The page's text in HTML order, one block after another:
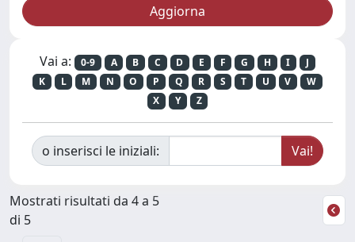
Vai a: 0-9 A B C D E F G H I
J
K
L M N O P Q R S T U V
W
X
Y Z
o inserisci le iniziali:
Mostrati risultati da 4 a 5
di 5